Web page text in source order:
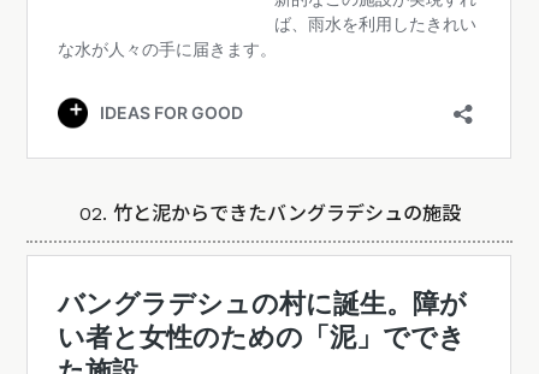
02. 竹と泥からできたバングラデシュの施設